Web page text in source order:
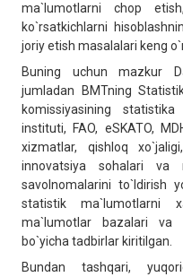
ma`lumotlarni chop
ko`rsatkichlarni
joriy etish masalalari keng
Buning uchun mazkur
jumladan BMTning
komissiyasining
instituti, FAO, eSKATO,
xizmatlar, qishloq
innovatsiya sohalari
savolnomalarini to`ldirish
statistik ma`lumotlarni
ma`lumotlar bazalari va
bo`yicha tadbirlar kiritilgan.
Bundan tashqari,